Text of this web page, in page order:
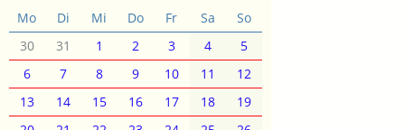
Mo Di Mi Do Fr Sa
So
30
31 1 2 3 4
5
6
7 8 9 10 11
12
13
14 15 16 17 18
19